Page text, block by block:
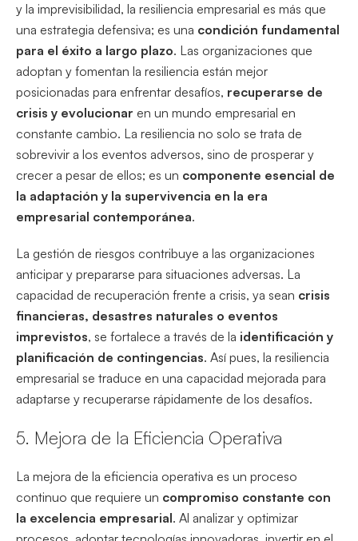
y la imprevisibilidad, la resiliencia empresarial es más que
una estrategia defensiva; es una condición fundamental
para el éxito a largo plazo. Las organizaciones que
adoptan y fomentan la resiliencia están mejor
posicionadas para enfrentar desafíos, recuperarse de
crisis y evolucionar en un mundo empresarial en
constante cambio. La resiliencia no solo se trata de
sobrevivir a los eventos adversos, sino de prosperar y
crecer a pesar de ellos; es un componente esencial de
la adaptación y la supervivencia en la era
empresarial contemporánea.
La gestión de riesgos contribuye a las organizaciones
anticipar y prepararse para situaciones adversas. La
capacidad de recuperación frente a crisis, ya sean crisis
financieras, desastres naturales o eventos
imprevistos, se fortalece a través de la identificación y
planificación de contingencias. Así pues, la resiliencia
empresarial se traduce en una capacidad mejorada para
adaptarse y recuperarse rápidamente de los desafíos.
5. Mejora de la Eficiencia Operativa
La mejora de la eficiencia operativa es un proceso
continuo que requiere un compromiso constante con
la excelencia empresarial. Al analizar y optimizar